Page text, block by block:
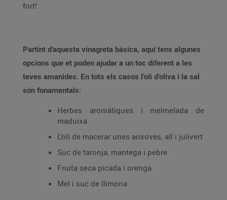
fort!
Partint d’aquesta vinagreta bàsica, aquí tens algunes
opcions que et poden ajudar a un toc diferent a les
teves amanides. En tots els casos l’oli d’oliva i la sal
són fonamentals:
Herbes aromàtiques i melmelada de
maduixa
L’oli de macerar unes anxoves, all i julivert
Suc de taronja, mantega i pebre
Fruita seca picada i orenga
Mel i suc de llimona